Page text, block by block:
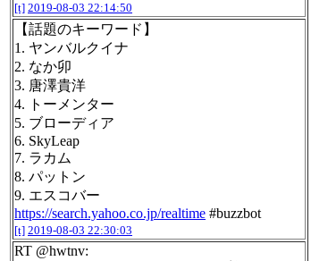
[t] 2019-08-03 22:14:50
【話題のキーワード】
1. ヤンバルクイナ
2. なか卯
3. 唐澤貴洋
4. トーメンター
5. ブローディア
6. SkyLeap
7. ラカム
8. パットン
9. エスコバー
https://search.yahoo.co.jp/realtime #buzzbot
[t] 2019-08-03 22:30:03
RT @hwtnv: